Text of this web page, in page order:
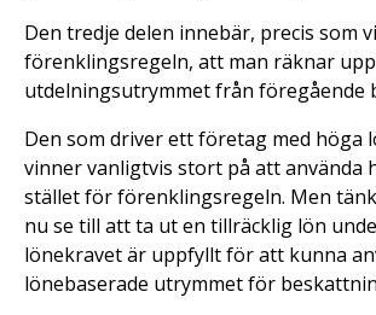
Den tredje delen innebär, precis som
förenklingsregeln, att man räknar
utdelningsutrymmet från föregående
Den som driver ett företag med höga
vinner vanligtvis stort på att använda
stället för förenklingsregeln. Men
nu se till att ta ut en tillräcklig lön
lönekravet är uppfyllt för att kunna
lönebaserade utrymmet för